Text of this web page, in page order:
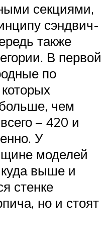
секциями,
сэндвич-
также
В первой
по
чем
– 420 и
У
моделей
выше и
стенке
но и стоят